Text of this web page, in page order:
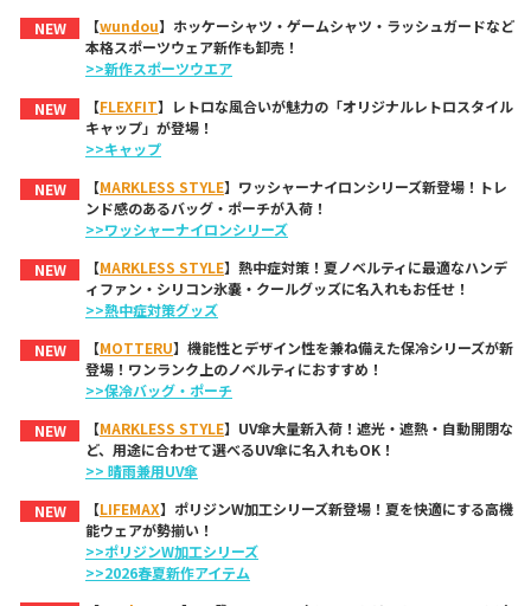
NEW
【wundou】ホッケーシャツ・ゲームシャツ・ラッシュガードなど
本格スポーツウェア新作も卸売！
>>新作スポーツウエア
NEW
【FLEXFIT】レトロな風合いが魅力の「オリジナルレトロスタイル
キャップ」が登場！
>>キャップ
NEW
【MARKLESS STYLE】ワッシャーナイロンシリーズ新登場！トレ
ンド感のあるバッグ・ポーチが入荷！
>>ワッシャーナイロンシリーズ
NEW
【MARKLESS STYLE】熱中症対策！夏ノベルティに最適なハンデ
ィファン・シリコン氷嚢・クールグッズに名入れもお任せ！
>>熱中症対策グッズ
NEW
【MOTTERU】機能性とデザイン性を兼ね備えた保冷シリーズが新
登場！ワンランク上のノベルティにおすすめ！
>>保冷バッグ・ポーチ
NEW
【MARKLESS STYLE】UV傘大量新入荷！遮光・遮熱・自動開閉な
ど、用途に合わせて選べるUV傘に名入れもOK！
>> 晴雨兼用UV傘
NEW
【LIFEMAX】ポリジンW加工シリーズ新登場！夏を快適にする高機
能ウェアが勢揃い！
>>ポリジンW加工シリーズ
>>2026春夏新作アイテム